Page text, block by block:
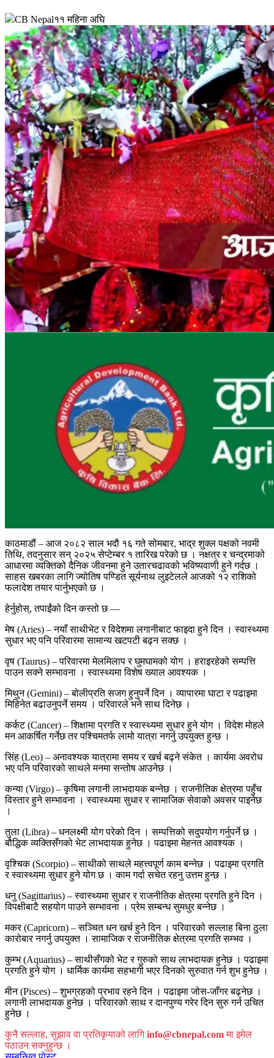
CB Nepal११ महिना अघि
काठमाडौं – आज २०८२ साल भदौ १६ गते सोमबार, भाद्र शुक्ल पक्षको नवमी
तिथि, तदनुसार सन् २०२५ सेप्टेम्बर १ तारिख परेको छ । नक्षत्र र चन्द्रमाको
आधारमा व्यक्तिको दैनिक जीवनमा हुने उतारचढावको भविष्यवाणी हुने गर्दछ ।
साहस खबरका लागि ज्योतिष पण्डित सूर्यनाथ लुइटेलले आजको १२ राशिको
फलादेश तयार पार्नुभएको छ ।
हेर्नुहोस्, तपाईंको दिन कस्तो छ —
मेष (Aries) – नयाँ साथीभेट र विदेशमा लगानीबाट फाइदा हुने दिन । स्वास्थ्यमा
सुधार भए पनि परिवारमा सामान्य खटपटी बढ्न सक्छ ।
वृष (Taurus) – परिवारमा मेलमिलाप र घुमघामको योग । हराइरहेको सम्पत्ति
पाउन सक्ने सम्भावना । स्वास्थ्यमा विशेष ख्याल आवश्यक ।
मिथुन (Gemini) – बोलीप्रति सजग हुनुपर्ने दिन । व्यापारमा घाटा र पढाइमा
मिहिनेत बढाउनुपर्ने समय । परिवारले भने साथ दिनेछ ।
कर्कट (Cancer) – शिक्षामा प्रगति र स्वास्थ्यमा सुधार हुने योग । विदेश मोहले
मन आकर्षित गर्नेछ तर पश्चिमतर्फ लामो यात्रा नगर्नु उपयुक्त हुन्छ ।
सिंह (Leo) – अनावश्यक यात्रामा समय र खर्च बढ्ने संकेत । कार्यमा अवरोध
भए पनि परिवारको साथले मनमा सन्तोष आउनेछ ।
कन्या (Virgo) – कृषिमा लगानी लाभदायक बन्नेछ । राजनीतिक क्षेत्रमा पहुँच
विस्तार हुने सम्भावना । स्वास्थ्यमा सुधार र सामाजिक सेवाको अवसर पाइनेछ
।
तुला (Libra) – धनलक्ष्मी योग परेको दिन । सम्पत्तिको सदुपयोग गर्नुपर्ने छ ।
बौद्धिक व्यक्तिसँगको भेट लाभदायक हुनेछ । पढाइमा मेहनत आवश्यक ।
वृश्चिक (Scorpio) – साथीको साथले महत्त्वपूर्ण काम बन्नेछ । पढाइमा प्रगति
र स्वास्थ्यमा सुधार हुने योग छ । काम गर्दा सचेत रहनु उत्तम हुन्छ ।
धनु (Sagittarius) – स्वास्थ्यमा सुधार र राजनीतिक क्षेत्रमा प्रगति हुने दिन ।
विपक्षीबाटै सहयोग पाउने सम्भावना । प्रेम सम्बन्ध सुमधुर बन्नेछ ।
मकर (Capricorn) – सञ्चित धन खर्च हुने दिन । परिवारको सल्लाह बिना ठुला
कारोबार नगर्नु उपयुक्त । सामाजिक र राजनीतिक क्षेत्रमा प्रगति सम्भव ।
कुम्भ (Aquarius) – साथीसँगको भेट र गुरुको साथ लाभदायक हुनेछ । पढाइमा
प्रगति हुने योग । धार्मिक कार्यमा सहभागी भएर दिनको सुरुवात गर्न शुभ हुनेछ ।
मीन (Pisces) – शुभग्रहको प्रभाव रहने दिन । पढाइमा जोस-जाँगर बढ्नेछ ।
लगानी लाभदायक हुनेछ । परिवारको साथ र दानपुण्य गरेर दिन सुरु गर्न उचित
हुनेछ ।
कुनै सल्लाह, सुझाव वा प्रतिकृयाको लागिinfo@cbnepal.comमा इमेल
पठाउन सक्नुहुन्छ ।